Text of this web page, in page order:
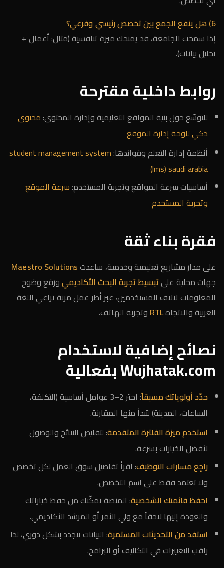
6) هل ينفع الجمع بين تخصص رئيسي وفرعي؟
إذا سمحت الجامعة، قد يمنحك ميزة تنافسية (مثال: أعمال +
تحليل بيانات).
روابط داخلية مقترحة
للتوسّع حول بنية المواقع التعليمية وإدارة المحتوى:محتوى
ذكي للوحة إدارة الموقع
أنظمة إدارة التعلم وفوائدها:student management system
(lms) saudi arabia
أساسيات سرعة المواقع وتجربة المستخدم:سرعة الموقع
وتجربة المستخدم
فقرة بناء ثقة
على مدار مشاريع تعليمية وخدمية، ساعدتMaestro Solutions
جهات محلية علىتبسيط تجربة البحث الأكاديميورفع وضوح
المعلومات لآلاف المستخدمين، عبر أطر عمل مرنة تراعي اللغة
العربية والاتجاهRTL وتجربة الهاتف.
نصائح إضافية لاستخدام
Wujhatak.com بفعالية
حدّد أولوياتك مسبقاً
: اختر 2–3 عوامل أساسية (التكلفة،
الساعات، المدينة) لتبدأ منها المقارنة.
استخدم ميزة الفلترة المتقدمة: لتقليص النتائج والوصول
لأفضل الخيارات بسرعة.
راجِع مسارات التوظيف: اقرأ تفاصيل سوق العمل لكل تخصص
ولا تعتمد فقط على اسم التخصص.
احفظ قائمتك الشخصية: المنصة تمكّنك من حفظ خياراتك
والعودة إليها لاحقاً مع ولي الأمر أو المرشد الأكاديمي.
استفد من التحديثات المستمرة: البيانات تتجدد بشكل دوري، لذا
راقب التغييرات في التكاليف أو البرامج.